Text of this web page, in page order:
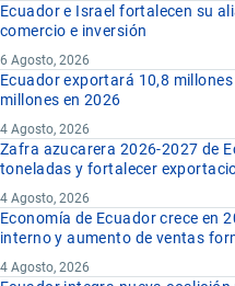
Ecuador e Israel fortalecen su
comercio e inversión
6 Agosto, 2026
Ecuador exportará 10,8
millones en 2026
4 Agosto, 2026
Zafra azucarera 2026-2027 de
toneladas y fortalecer
4 Agosto, 2026
Economía de Ecuador crece en
interno y aumento de ventas
4 Agosto, 2026